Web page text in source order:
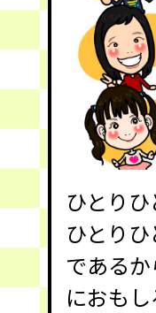
ひとりひ
ひとり
である
におもし